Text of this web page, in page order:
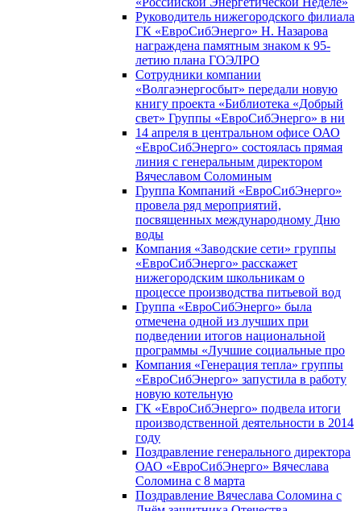
Руководитель нижегородского филиала
ГК «ЕвроСибЭнерго» Н. Назарова
награждена памятным знаком к 95-
летию плана ГОЭЛРО
Сотрудники компании
«Волгаэнергосбыт» передали новую
книгу проекта «Библиотека «Добрый
свет» Группы «ЕвроСибЭнерго» в ни
14 апреля в центральном офисе ОАО
«ЕвроСибЭнерго» состоялась прямая
линия с генеральным директором
Вячеславом Соломиным
Группа Компаний «ЕвроСибЭнерго»
провела ряд мероприятий,
посвященных международному Дню
воды
Компания «Заводские сети» группы
«ЕвроСибЭнерго» расскажет
нижегородским школьникам о
процессе производства питьевой вод
Группа «ЕвроСибЭнерго» была
отмечена одной из лучших при
подведении итогов национальной
программы «Лучшие социальные про
Компания «Генерация тепла» группы
«ЕвроСибЭнерго» запустила в работу
новую котельную
ГК «ЕвроСибЭнерго» подвела итоги
производственной деятельности в 2014
году
Поздравление генерального директора
ОАО «ЕвроСибЭнерго» Вячеслава
Соломина с 8 марта
Поздравление Вячеслава Соломина с